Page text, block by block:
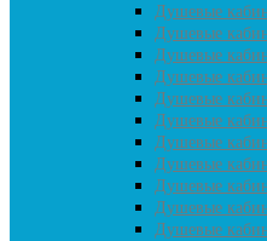
Душевые
Душевые
Душевые
Душевые
Душевые
Душевые
Душевые
Душевые
Душевые
Душевые
Душевые